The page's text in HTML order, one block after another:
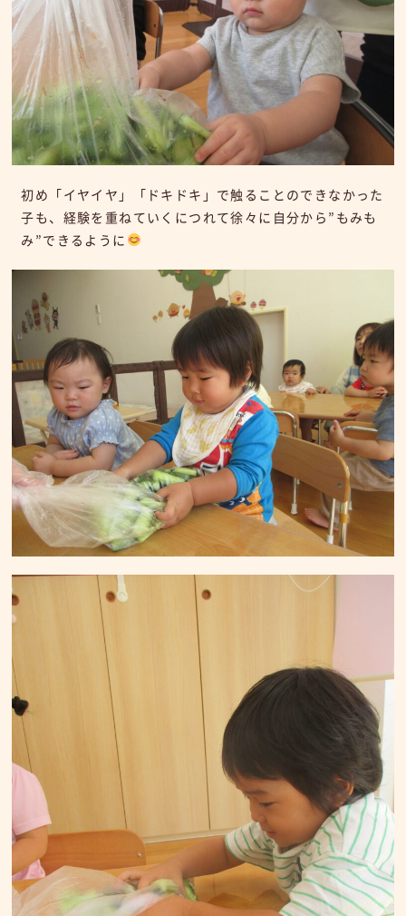
初め「イヤイヤ」「ドキドキ」で触ることのできなかった
子も、経験を重ねていくにつれて徐々に自分から”もみも
み”できるように